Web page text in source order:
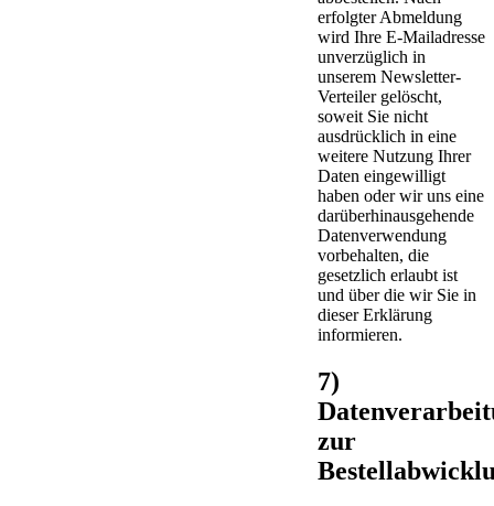
erfolgter Abmeldung
wird Ihre E-Mailadresse
unverzüglich in
unserem Newsletter-
Verteiler gelöscht,
soweit Sie nicht
ausdrücklich in eine
weitere Nutzung Ihrer
Daten eingewilligt
haben oder wir uns eine
darüberhinausgehende
Datenverwendung
vorbehalten, die
gesetzlich erlaubt ist
und über die wir Sie in
dieser Erklärung
informieren.
7)
zur